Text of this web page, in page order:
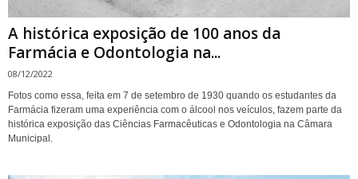
A histórica exposição de 100 anos da
Farmácia e Odontologia na...
08/12/2022
Fotos como essa, feita em 7 de setembro de 1930 quando os estudantes da
Farmácia fizeram uma experiência com o álcool nos veículos, fazem parte da
histórica exposição das Ciências Farmacêuticas e Odontologia na Câmara
Municipal.